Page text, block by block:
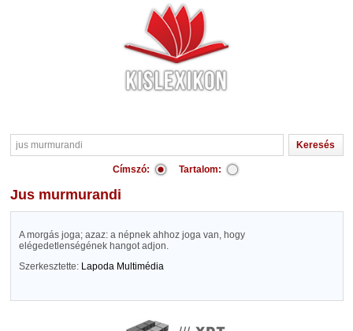
Címszó: Tartalom:
jus murmurandi
A morgás joga; azaz: a népnek ahhoz joga van, hogy
elégedetlenségének hangot adjon.
Szerkesztette: Lapoda Multimédia